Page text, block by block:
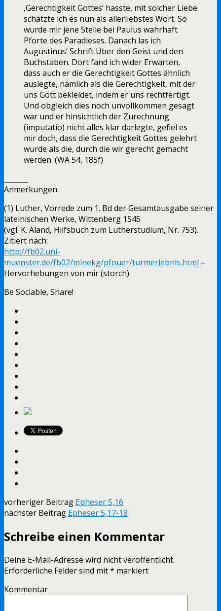
‚Gerechtigkeit Gottes‘ hasste, mit solcher Liebe
schätzte ich es nun als allerliebstes Wort. So
wurde mir jene Stelle bei Paulus wahrhaft
Pforte des Paradieses. Danach las ich
Augustinus‘ Schrift Über den Geist und den
Buchstaben. Dort fand ich wider Erwarten,
dass auch er die Gerechtigkeit Gottes ähnlich
auslegte, nämlich als die Gerechtigkeit, mit der
uns Gott bekleidet, indem er uns rechtfertigt.
Und obgleich dies noch unvollkommen gesagt
war und er hinsichtlich der Zurechnung
(imputatio) nicht alles klar darlegte, gefiel es
mir doch, dass die Gerechtigkeit Gottes gelehrt
wurde als die, durch die wir gerecht gemacht
werden. (WA 54, 185f)
Anmerkungen:
(1) Luther, Vorrede zum 1. Bd der Gesamtausgabe seiner
lateinischen Werke, Wittenberg 1545
(vgl. K. Aland, Hilfsbuch zum Lutherstudium, Nr. 753).
Zitiert nach:
http://fb02.uni-
muenster.de/fb02/minekg/pfnuer/turmerlebnis.html –
Hervorhebungen von mir (storch)
Be Sociable, Share!
vorheriger Beitrag Epheser 5,16
nächster Beitrag Epheser 5,17-18
Schreibe einen Kommentar
Deine E-Mail-Adresse wird nicht veröffentlicht.
Erforderliche Felder sind mit* markiert
Kommentar